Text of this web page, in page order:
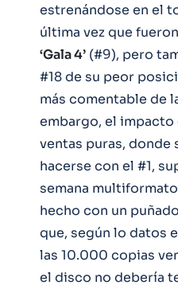
estrenándose en el
última vez que
‘Gala 4’ (#9), pero
#18 de su peor
más comentable de
embargo, el impacto
ventas puras, donde
hacerse con el #1,
semana
hecho con un
que, según lo datos
las 10.000 copias
el disco no debería